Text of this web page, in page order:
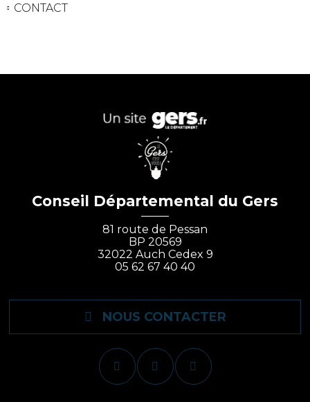
CONTACT
Conseil Départemental du Gers
81 route de Pessan
BP 20569
32022 Auch Cedex 9
05 62 67 40 40
NOUS CONTACTER